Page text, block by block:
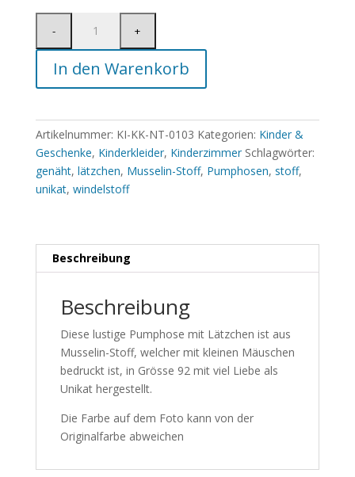
In den Warenkorb
Artikelnummer: KI-KK-NT-0103 Kategorien: Kinder &
Geschenke, Kinderkleider, Kinderzimmer Schlagwörter:
genäht, lätzchen, Musselin-Stoff, Pumphosen, stoff,
unikat, windelstoff
Beschreibung
Beschreibung
Diese lustige Pumphose mit Lätzchen ist aus
Musselin-Stoff, welcher mit kleinen Mäuschen
bedruckt ist, in Grösse 92 mit viel Liebe als
Unikat hergestellt.
Die Farbe auf dem Foto kann von der
Originalfarbe abweichen